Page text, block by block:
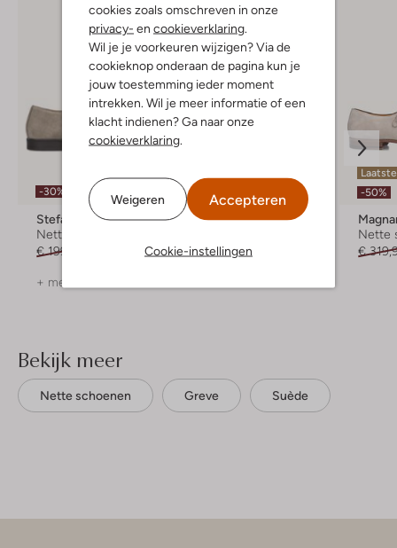
cookies zoals omschreven in onze
privacy- en cookieverklaring.
Wil je je voorkeuren wijzigen? Via de
cookieknop onderaan de pagina kun je
jouw toestemming ieder moment
intrekken. Wil je meer informatie of een
klacht indienen? Ga naar onze
cookieverklaring.
Weigeren Accepteren
Cookie-instellingen
-30% Gratis riem
Stefano Lauran
Nette schoenen
€ 199,99
+ meer kleuren
-50%
Boss
€ 229,99 € 114,99
-50%
Nette
€
Bekijk meer
Nette schoenen Greve Suède